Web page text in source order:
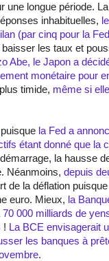
une longue période.
inhabituelles,
(par cinq pour la
baisser les taux et
Abe, le Japon a
monétaire pour
timide, même si
la Fed a
étant donné que la
la hausse
Néanmoins, depuis
de la déflation puisque
euro. Mieux, la
70 000 milliards de
! La BCE envisagerait
les banques à
.